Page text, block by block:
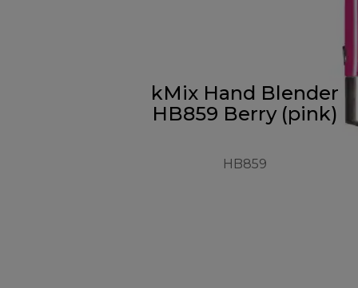
kMix Hand Blender
HB859 Berry (pink)
HB859